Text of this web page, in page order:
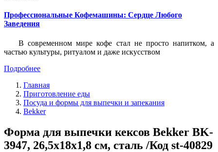
Профессиональные Кофемашины: Сердце Любого
Заведения
В современном мире кофе стал не просто напитком, а
частью культуры, ритуалом и даже искусством
Подробнее
Главная
Приготовление еды
Посуда и формы для выпечки и запекания
Bekker
Форма для выпечки кексов Bekker BK-
3947, 26,5х18х1,8 см, сталь /Код st-40829